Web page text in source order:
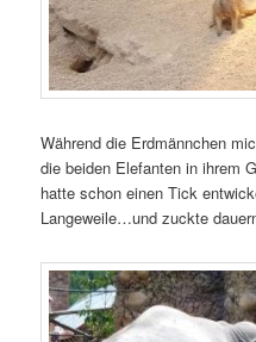
Während die Erdmännchen
die beiden Elefanten in ihrem
hatte schon einen Tick
Langeweile…und zuckte